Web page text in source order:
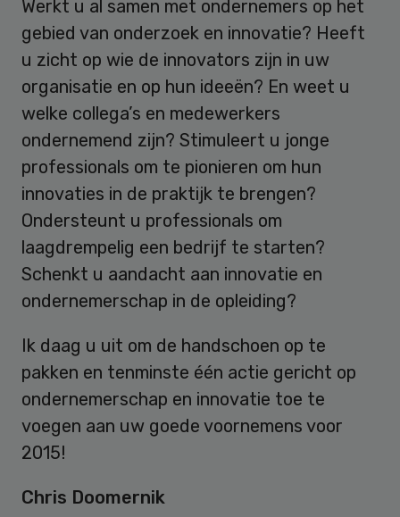
Werkt u al samen met ondernemers op het
gebied van onderzoek en innovatie? Heeft
u zicht op wie de innovators zijn in uw
organisatie en op hun ideeën? En weet u
welke collega’s en medewerkers
ondernemend zijn? Stimuleert u jonge
professionals om te pionieren om hun
innovaties in de praktijk te brengen?
Ondersteunt u professionals om
laagdrempelig een bedrijf te starten?
Schenkt u aandacht aan innovatie en
ondernemerschap in de opleiding?
Ik daag u uit om de handschoen op te
pakken en tenminste één actie gericht op
ondernemerschap en innovatie toe te
voegen aan uw goede voornemens voor
2015!
Chris Doomernik